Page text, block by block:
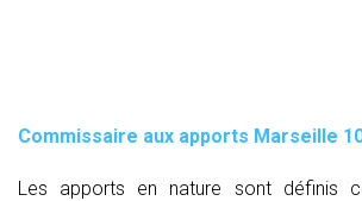
Commissaire aux apports Marseille
Les apports en nature sont définis